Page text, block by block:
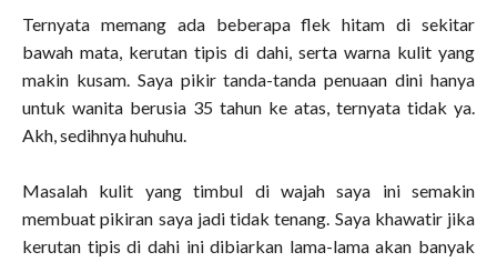
Ternyata memang ada beberapa flek hitam di sekitar
bawah mata, kerutan tipis di dahi, serta warna kulit yang
makin kusam. Saya pikir tanda-tanda penuaan dini hanya
untuk wanita berusia 35 tahun ke atas, ternyata tidak ya.
Akh, sedihnya huhuhu.
Masalah kulit yang timbul di wajah saya ini semakin
membuat pikiran saya jadi tidak tenang. Saya khawatir jika
kerutan tipis di dahi ini dibiarkan lama-lama akan banyak